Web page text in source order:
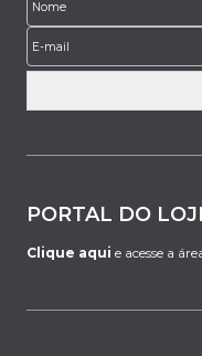
PORTAL DO
Clique aqui e acesse a